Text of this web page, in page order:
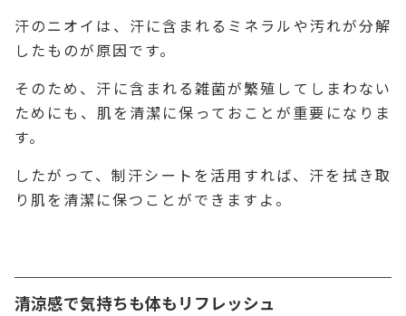
汗のニオイは、汗に含まれるミネラルや汚れが分解
したものが原因です。
そのため、汗に含まれる雑菌が繁殖してしまわない
ためにも、肌を清潔に保っておことが重要になりま
す。
したがって、制汗シートを活用すれば、汗を拭き取
り肌を清潔に保つことができますよ。
清涼感で気持ちも体もリフレッシュ